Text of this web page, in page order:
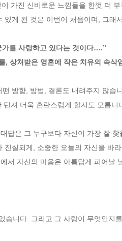
가진 신비로운 느낌들을 한껏 더
있게 된 것은 이번이 처음이며, 그래
가를 사랑하고 있다는 것이다….”
, 상처받은 영혼에 작은 치유의 속
방향, 방법, 결론도 내려주지 않
던져 더욱 혼란스럽게 할지도 모릅
답은 그 누구보다 자신이 가장 잘
진실되게, 소중한 오늘의 자신을 바
서 자신의 마음은 아름답게 피어날
습니다. 그리고 그 사랑이 무엇인지